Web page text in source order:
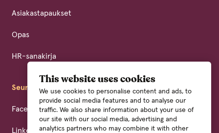
This website uses cookies
We use cookies to personalise content and ads, to
provide social media features and to analyse our
traffic. We also share information about your use of
our site with our social media, advertising and
analytics partners who may combine it with other
Asiakastapaukset
Opas
HR-sanakirja
Seuraa meitä
Facebook
LinkedIn